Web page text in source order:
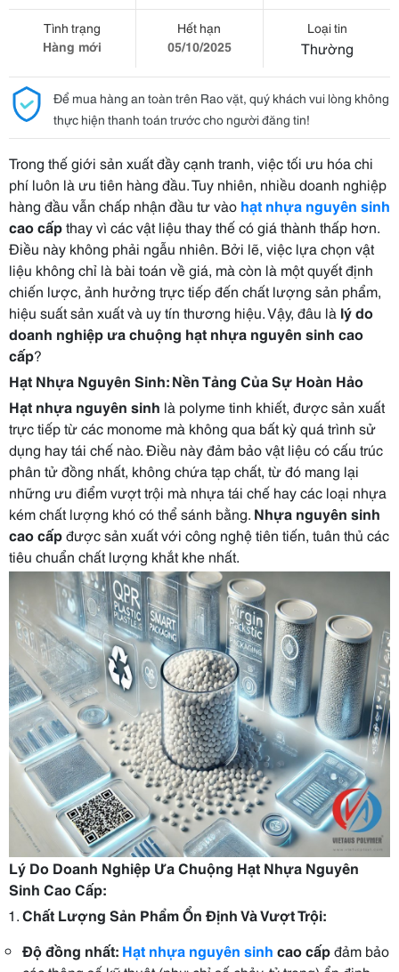
Tình trạng
Hàng mới
Hết hạn
05/10/2025
Loại tin
Thường
Để mua hàng an toàn trên Rao vặt, quý khách vui lòng không
thực hiện thanh toán trước cho người đăng tin!
Trong thế giới sản xuất đầy cạnh tranh, việc tối ưu hóa chi
phí luôn là ưu tiên hàng đầu. Tuy nhiên, nhiều doanh nghiệp
hàng đầu vẫn chấp nhận đầu tư vào hạt nhựa nguyên sinh
cao cấpthay vì các vật liệu thay thế có giá thành thấp hơn.
Điều này không phải ngẫu nhiên. Bởi lẽ, việc lựa chọn vật
liệu không chỉ là bài toán về giá, mà còn là một quyết định
chiến lược, ảnh hưởng trực tiếp đến chất lượng sản phẩm,
hiệu suất sản xuất và uy tín thương hiệu. Vậy, đâu là lý do
doanh nghiệp ưa chuộng hạt nhựa nguyên sinh cao
cấp?
Hạt Nhựa Nguyên Sinh: Nền Tảng Của Sự Hoàn Hảo
Hạt nhựa nguyên sinh là polyme tinh khiết, được sản xuất
trực tiếp từ các monome mà không qua bất kỳ quá trình sử
dụng hay tái chế nào. Điều này đảm bảo vật liệu có cấu trúc
phân tử đồng nhất, không chứa tạp chất, từ đó mang lại
những ưu điểm vượt trội mà nhựa tái chế hay các loại nhựa
kém chất lượng khó có thể sánh bằng. Nhựa nguyên sinh
cao cấpđược sản xuất với công nghệ tiên tiến, tuân thủ các
tiêu chuẩn chất lượng khắt khe nhất.
Lý Do Doanh Nghiệp Ưa Chuộng Hạt Nhựa Nguyên
Sinh Cao Cấp:
Chất Lượng Sản Phẩm Ổn Định Và Vượt Trội:
Độ đồng nhất: Hạt nhựa nguyên sinh cao cấpđảm bảo